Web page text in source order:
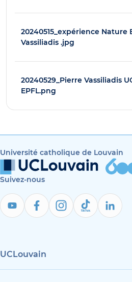
20240515_expérience
Vassiliadis .jpg
20240529_Pierre Vassiliadis
EPFL.png
Université catholique de Louvain
Suivez-nous
UCLouvain